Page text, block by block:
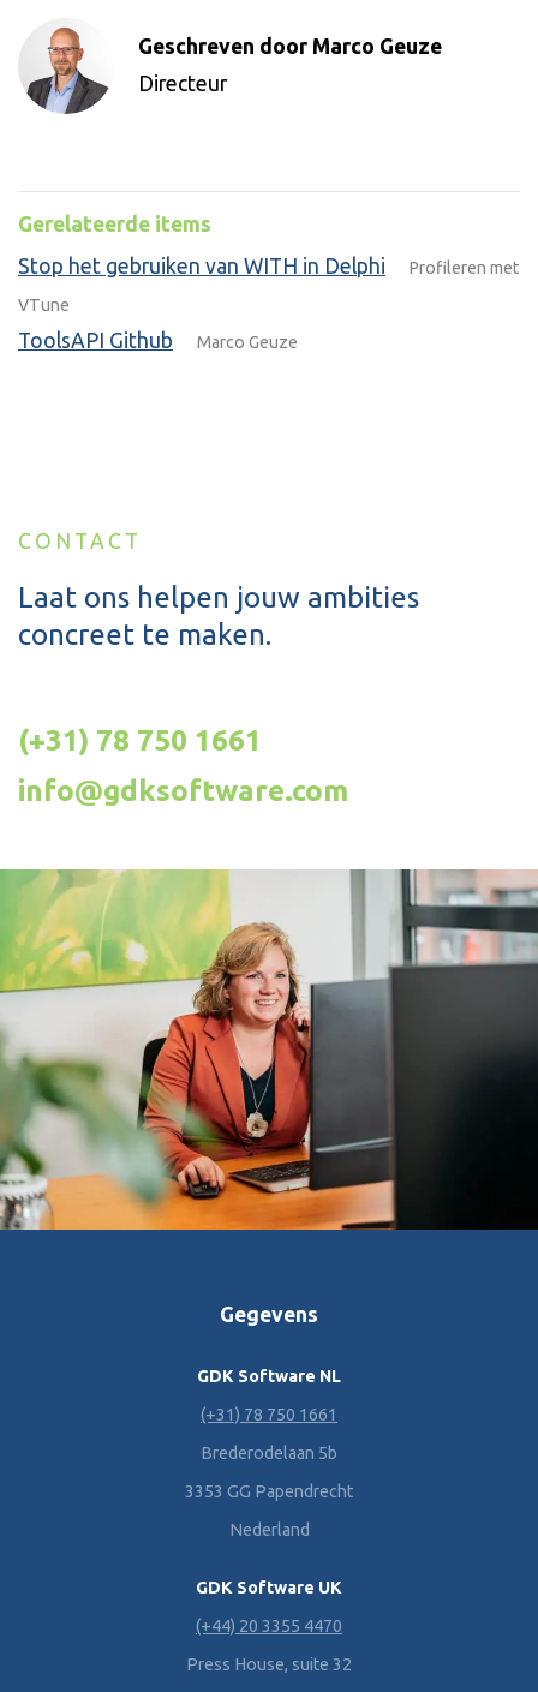
Geschreven door Marco Geuze
Directeur
Gerelateerde items
Stop het gebruiken van WITH in Delphi
Profileren met
VTune
ToolsAPI Github Marco Geuze
CONTACT
Laat ons helpen jouw ambities
concreet te maken.
(+31) 78 750 1661
info@gdksoftware.com
Gegevens
GDK Software NL
(+31) 78 750 1661
Brederodelaan 5b
3353 GG Papendrecht
Nederland
GDK Software UK
(+44) 20 3355 4470
Press House, suite 32